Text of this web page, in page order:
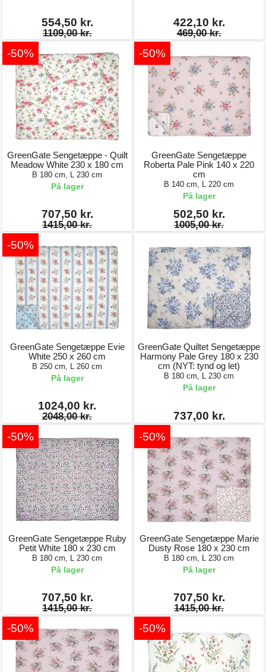
554,50 kr.
1109,00 kr.
422,10 kr.
469,00 kr.
-50%
GreenGate Sengetæppe - Quilt
Meadow White 230 x 180 cm
B 180 cm, L 230 cm
På lager
707,50 kr.
1415,00 kr.
-50%
GreenGate Sengetæppe
Roberta Pale Pink 140 x 220
cm
B 140 cm, L 220 cm
På lager
502,50 kr.
1005,00 kr.
-50%
GreenGate Sengetæppe Evie
White 250 x 260 cm
B 250 cm, L 260 cm
På lager
1024,00 kr.
2048,00 kr.
GreenGate Quiltet Sengetæppe
Harmony Pale Grey 180 x 230
cm (NYT: tynd og let)
B 180 cm, L 230 cm
På lager
737,00 kr.
-50%
GreenGate Sengetæppe Ruby
Petit White 180 x 230 cm
B 180 cm, L 230 cm
På lager
707,50 kr.
1415,00 kr.
-50%
GreenGate Sengetæppe Marie
Dusty Rose 180 x 230 cm
B 180 cm, L 230 cm
På lager
707,50 kr.
1415,00 kr.
-50% -50%